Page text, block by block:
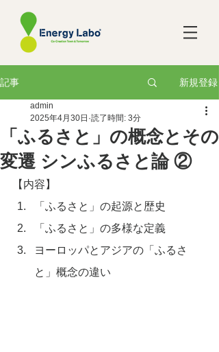
記事 新規登録
「ふるさと」の概念とその
変遷 シンふるさと論 ②
admin
2025年4月30日 読了時間: 3分
【内容】
「ふるさと」の起源と歴史
「ふるさと」の多様な定義
ヨーロッパとアジアの「ふるさ
と」概念の違い